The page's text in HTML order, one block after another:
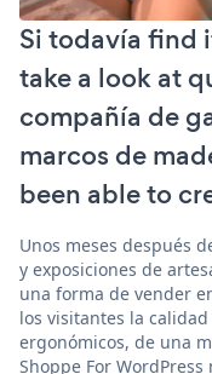
Si todavía find
take a look at
compañía de
marcos de
been able to
Unos meses después
y exposiciones de
una forma de vender
los visitantes la
ergonómicos, de una
Shoppe For